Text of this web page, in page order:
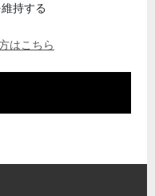
持する
はこちら